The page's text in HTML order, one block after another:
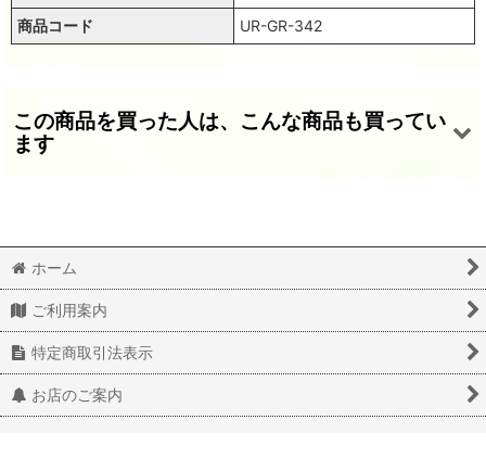
商品コード
UR-GR-342
この商品を買った人は、こんな商品も買ってい
ます
550
ホーム
ご利用案内
特定商取引法表示
お店のご案内